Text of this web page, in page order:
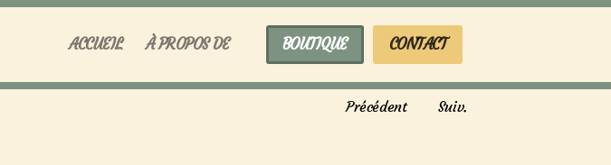
ACCUEIL À PROPOS DE BOUTIQUE CONTACT
Précédent Suiv.